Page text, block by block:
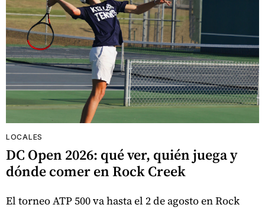
LOCALES
DC Open 2026: qué ver, quién juega y
dónde comer en Rock Creek
El torneo ATP 500 va hasta el 2 de agosto en Rock